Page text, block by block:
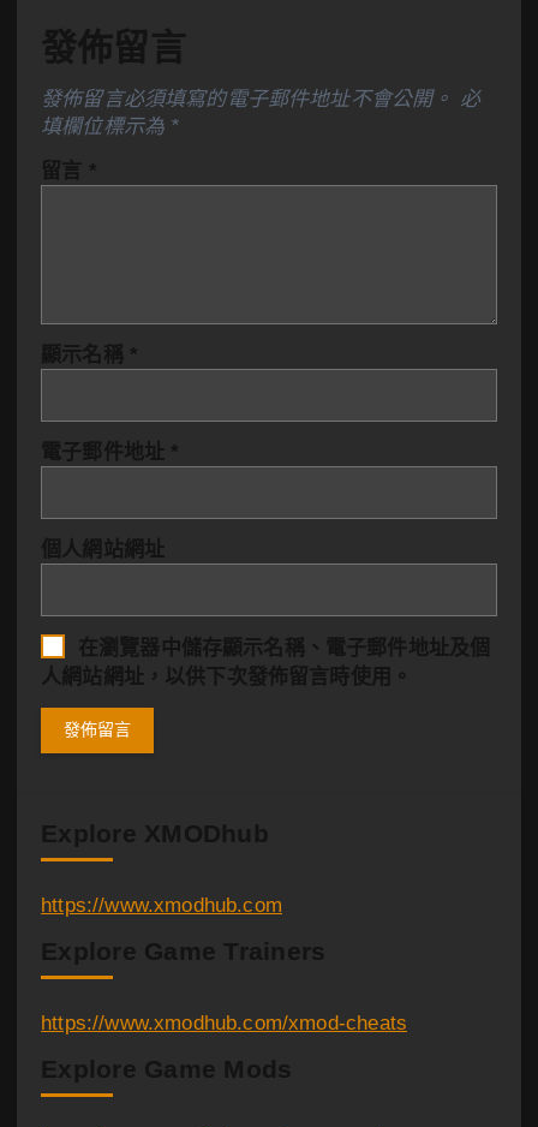
發佈留言
發佈留言必須填寫的電子郵件地址不會公開。
必
填欄位標示為 *
留言 *
顯示名稱 *
電子郵件地址 *
個人網站網址
在瀏覽器 中儲存顯示名稱、電子郵件地址及個
人網站網址，以供下次發佈留言時使用。
Explore XMODhub
https://www.xmodhub.com
Explore Game Trainers
https://www.xmodhub.com/xmod-cheats
Explore Game Mods